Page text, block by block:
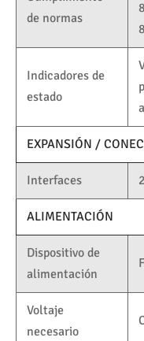
de normas
Indicadores de
estado
EXPANSIÓN /
Interfaces
ALIMENTACIÓN
Dispositivo de
alimentación
Voltaje
necesario